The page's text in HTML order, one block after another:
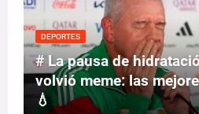
DEPORTES
# La pausa de
volvió meme: las
💧